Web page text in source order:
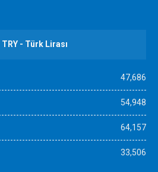
TRY - Türk Lirası
47,686
54,948
64,157
33,506